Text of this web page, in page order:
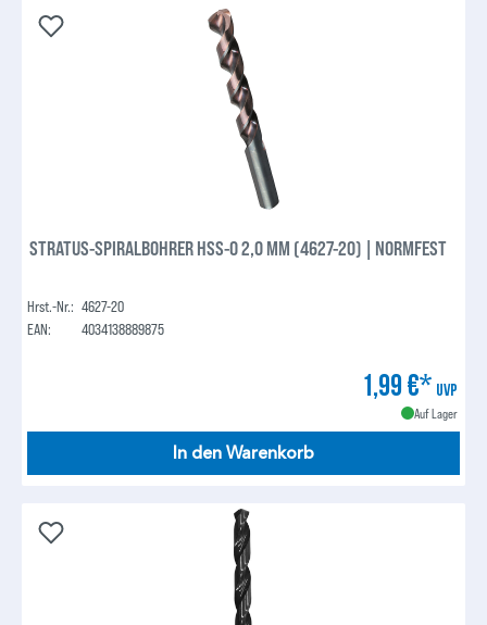
STRATUS-SPIRALBOHRER HSS-O 2,0 MM (4627-20) | NORMFEST
Hrst.-Nr.: 4627-20
EAN:
4034138889875
1,99 €* UVP
Auf Lager
In den Warenkorb